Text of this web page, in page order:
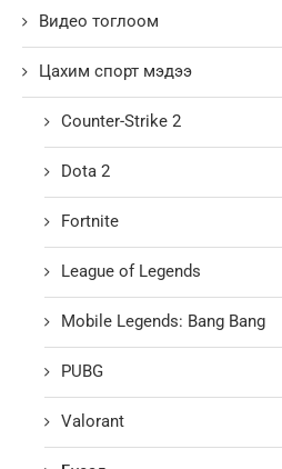
Видео тоглоом
Цахим спорт мэдээ
Counter-Strike 2
Dota 2
Fortnite
League of Legends
Mobile Legends: Bang Bang
PUBG
Valorant